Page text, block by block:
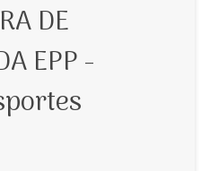
DE
EPP -